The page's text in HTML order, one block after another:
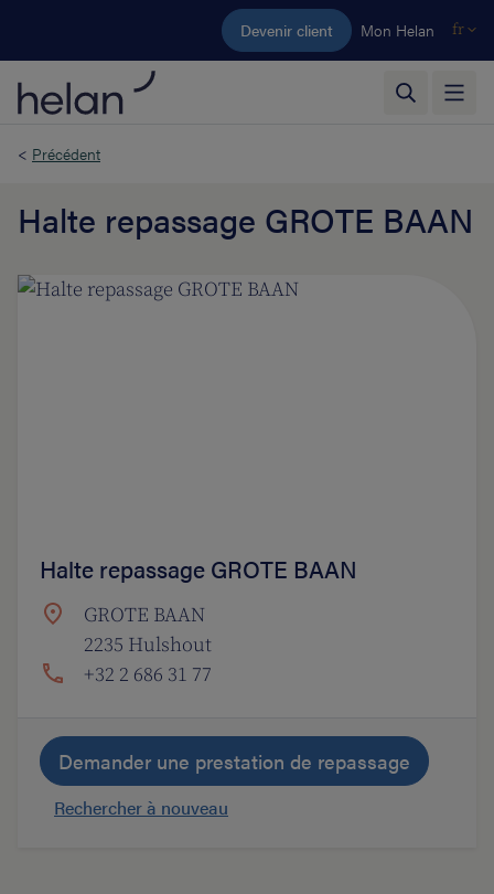
Aller au contenu principal
Devenir client Mon Helan fr
< Précédent
Halte repassage GROTE BAAN
Halte repassage GROTE BAAN
GROTE BAAN
2235 Hulshout
+32 2 686 31 77
Demander une prestation de repassage
Rechercher à nouveau